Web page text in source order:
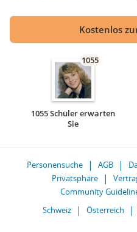
Kostenlos
1055
1055 Schüler erwarten
Sie
Personensuche AGB
Privatsphäre
Community
Schweiz
Österreich